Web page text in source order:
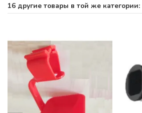
16 другие товары в той же категории: